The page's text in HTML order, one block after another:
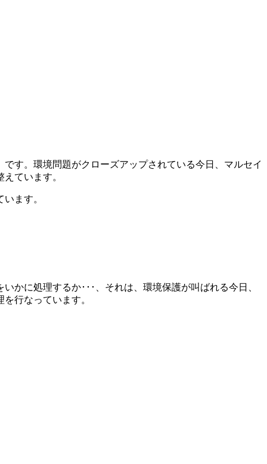
す。環境問題がクローズアップされている今日、マルセイ
ています。
ます。
かに処理するか･･･、それは、環境保護が叫ばれる今日、
行なっています。